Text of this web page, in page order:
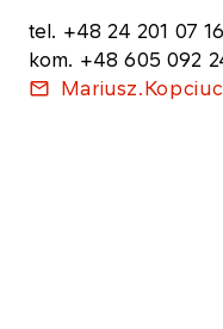
tel. +48 24 201 07 16
kom. +48 605 092